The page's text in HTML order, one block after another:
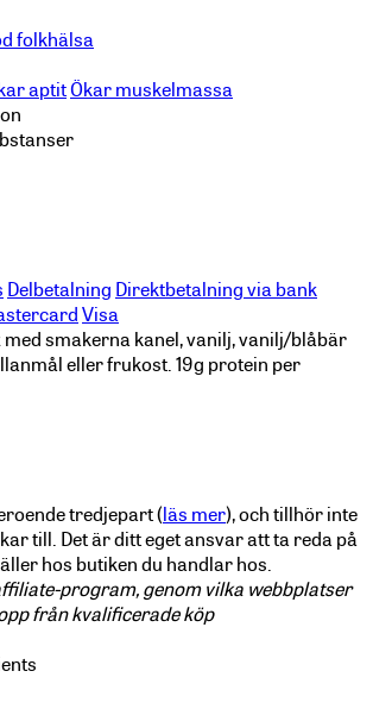
folkhälsa
aptitÖkar muskelmassa
Delbetalning Direktbetalning via bank
Visa
smakerna kanel, vanilj, vanilj/blåbär
eller frukost. 19g protein per
tredjepart (läs mer), och tillhör inte
till. Det är ditt eget ansvar att ta reda på
hos butiken du handlar hos.
program, genom vilka webbplatser
från kvalificerade köp